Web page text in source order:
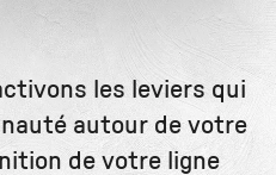
les leviers qui
autour de votre
de votre ligne